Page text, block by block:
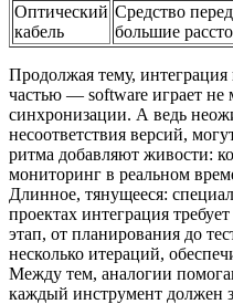
Оптический
кабель
Средство
большие
Продолжая тему, интеграция
частью — software играет
синхронизации. А ведь
несоответствия версий,
ритма добавляют живости:
мониторинг в реальном
Длинное, тянущееся:
проектах интеграция
этап, от планирования до
несколько итераций,
Между тем, аналогии
каждый инструмент должен